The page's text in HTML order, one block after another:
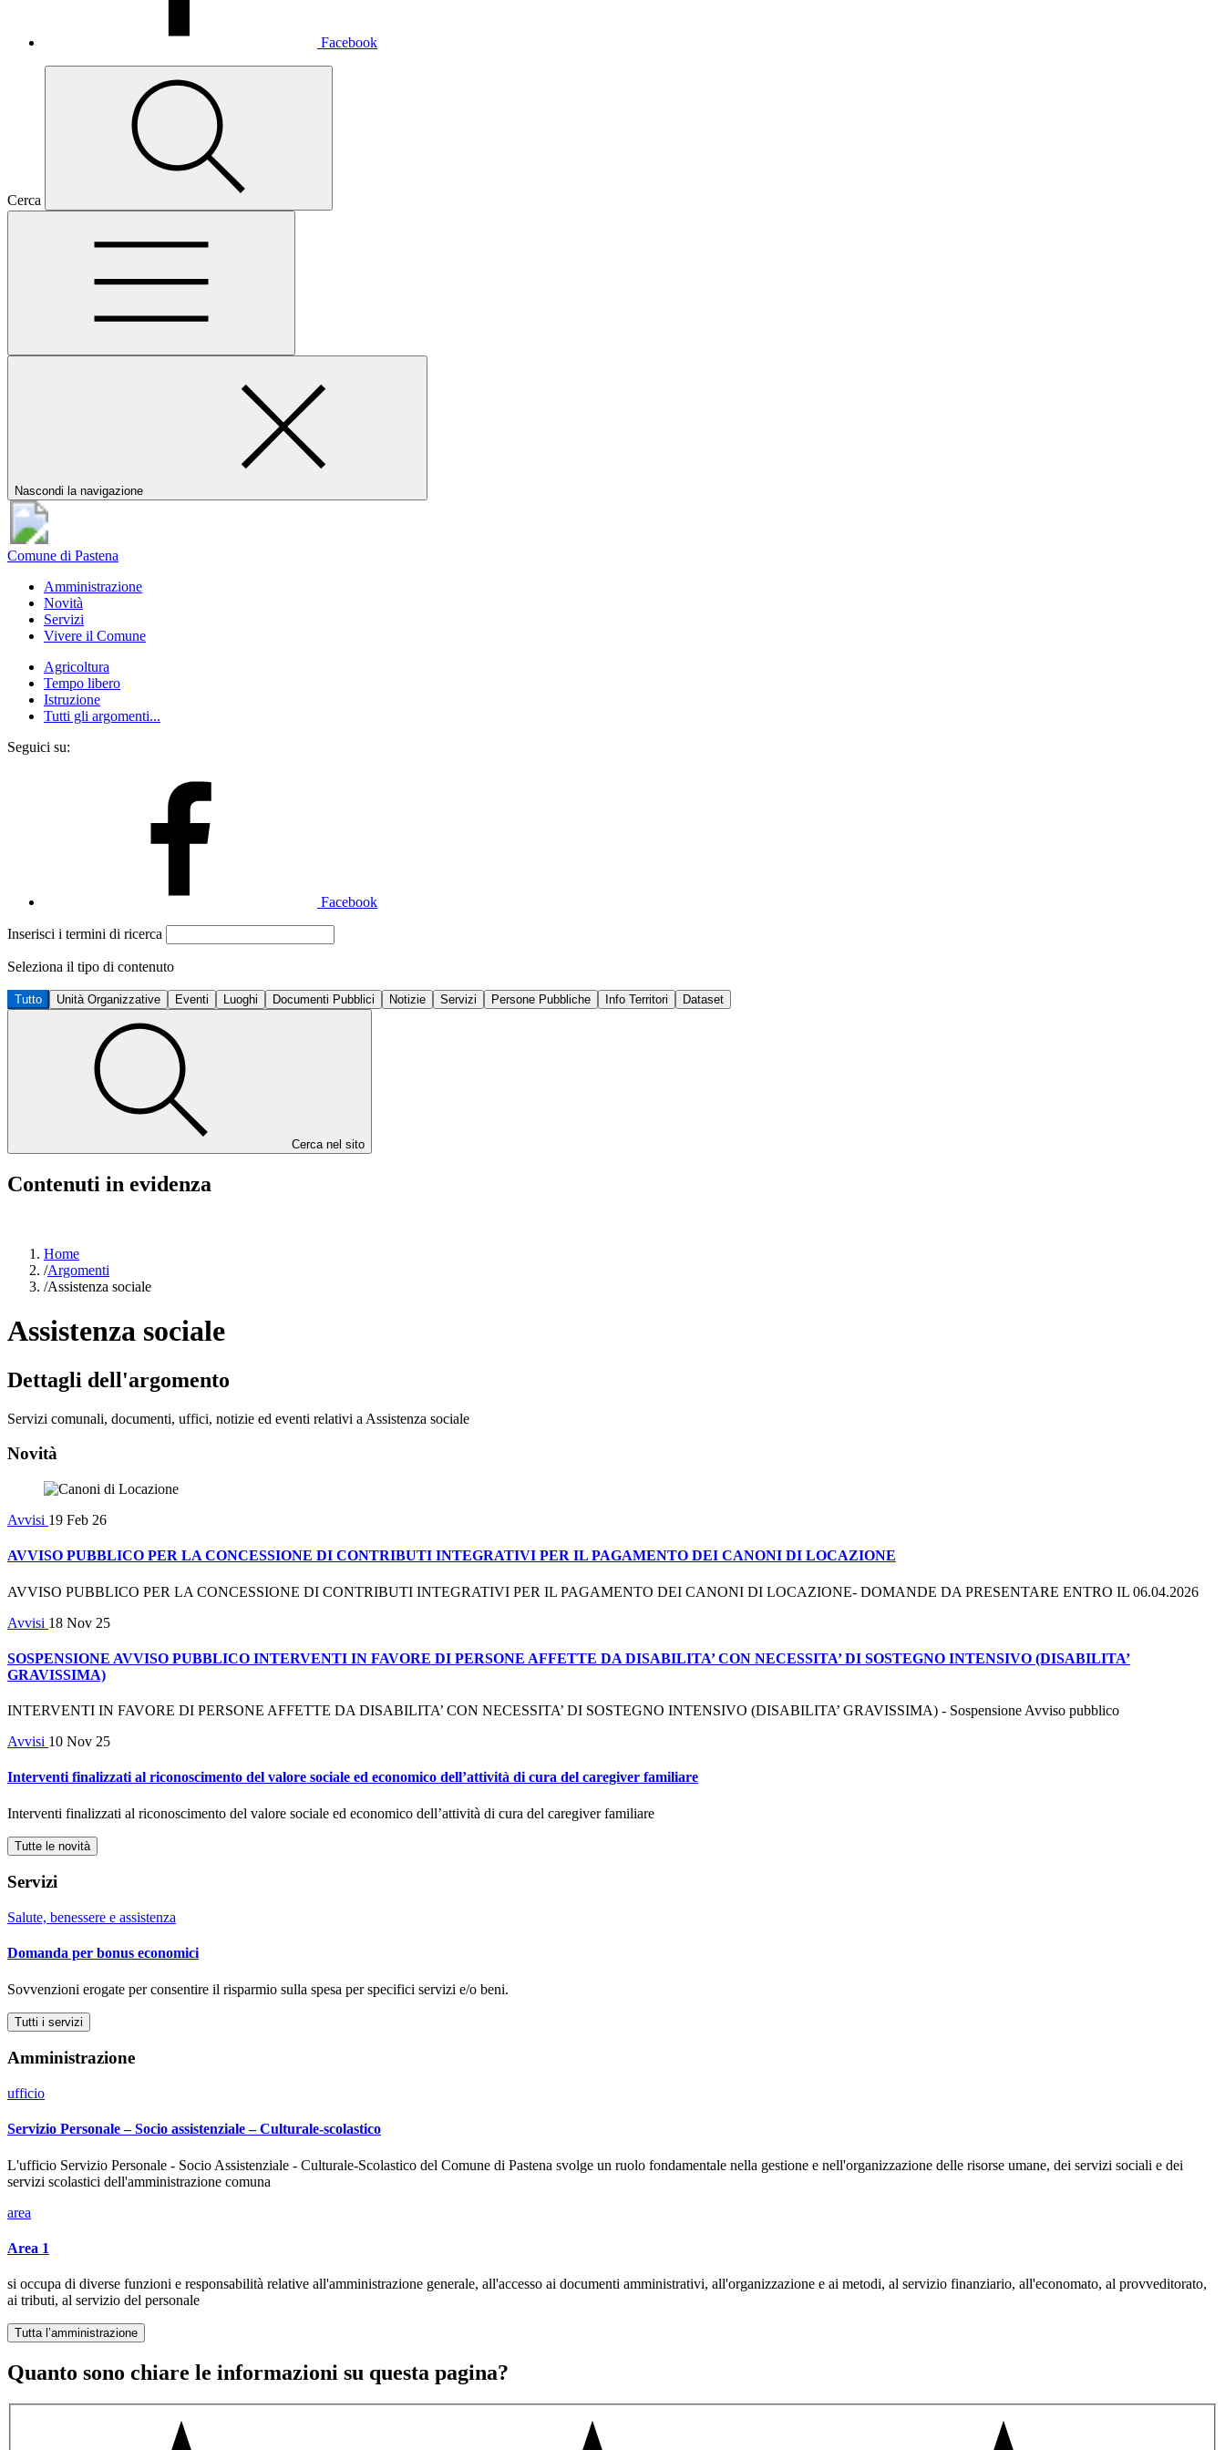
Facebook
Cerca
Nascondi la navigazione
Comune di Pastena
Amministrazione
Novità
Servizi
Vivere il Comune
Agricoltura
Tempo libero
Istruzione
Tutti gli argomenti...
Seguici su:
Facebook
Inserisci i termini di ricerca
Seleziona il tipo di contenuto
Tutto Unità Organizzative Eventi Luoghi Documenti Pubblici Notizie Servizi Persone Pubbliche Info Territori Dataset
Cerca nel sito
Contenuti in evidenza
Home
/Argomenti
/Assistenza sociale
Assistenza sociale
Dettagli dell'argomento
Servizi comunali, documenti, uffici, notizie ed eventi relativi a Assistenza sociale
Novità
Avvisi 19 Feb 26
AVVISO PUBBLICO PER LA CONCESSIONE DI CONTRIBUTI INTEGRATIVI PER IL PAGAMENTO DEI CANONI DI LOCAZIONE
AVVISO PUBBLICO PER LA CONCESSIONE DI CONTRIBUTI INTEGRATIVI PER IL PAGAMENTO DEI CANONI DI LOCAZIONE- DOMANDE DA PRESENTARE ENTRO IL 06.04.2026
Avvisi 18 Nov 25
SOSPENSIONE AVVISO PUBBLICO INTERVENTI IN FAVORE DI PERSONE AFFETTE DA DISABILITA’ CON NECESSITA’ DI SOSTEGNO INTENSIVO (DISABILITA’
GRAVISSIMA)
INTERVENTI IN FAVORE DI PERSONE AFFETTE DA DISABILITA’ CON NECESSITA’ DI SOSTEGNO INTENSIVO (DISABILITA’ GRAVISSIMA) - Sospensione Avviso pubblico
Avvisi 10 Nov 25
Interventi finalizzati al riconoscimento del valore sociale ed economico dell’attività di cura del caregiver familiare
Interventi finalizzati al riconoscimento del valore sociale ed economico dell’attività di cura del caregiver familiare
Tutte le novità
Servizi
Salute, benessere e assistenza
Domanda per bonus economici
Sovvenzioni erogate per consentire il risparmio sulla spesa per specifici servizi e/o beni.
Tutti i servizi
Amministrazione
ufficio
Servizio Personale – Socio assistenziale – Culturale-scolastico
L'ufficio Servizio Personale - Socio Assistenziale - Culturale-Scolastico del Comune di Pastena svolge un ruolo fondamentale nella gestione e nell'organizzazione delle risorse umane, dei servizi sociali e dei
servizi scolastici dell'amministrazione comuna
area
Area 1
si occupa di diverse funzioni e responsabilità relative all'amministrazione generale, all'accesso ai documenti amministrativi, all'organizzazione e ai metodi, al servizio finanziario, all'economato, al provveditorato,
ai tributi, al servizio del personale
Tutta l’amministrazione
Quanto sono chiare le informazioni su questa pagina?